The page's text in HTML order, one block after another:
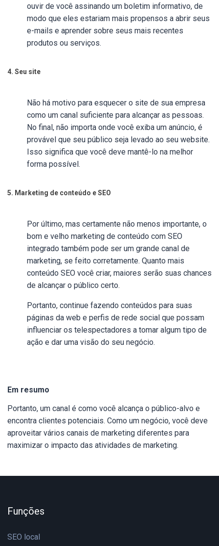
ouvir de você assinando um boletim informativo, de
modo que eles estariam mais propensos a abrir seus
e-mails e aprender sobre seus mais recentes
produtos ou serviços.
4. Seu site
Não há motivo para esquecer o site de sua empresa
como um canal suficiente para alcançar as pessoas.
No final, não importa onde você exiba um anúncio, é
provável que seu público seja levado ao seu website.
Isso significa que você deve mantê-lo na melhor
forma possível.
5. Marketing de conteúdo e SEO
Por último, mas certamente não menos importante, o
bom e velho marketing de conteúdo com SEO
integrado também pode ser um grande canal de
marketing, se feito corretamente. Quanto mais
conteúdo SEO você criar, maiores serão suas chances
de alcançar o público certo.
Portanto, continue fazendo conteúdos para suas
páginas da web e perfis de rede social que possam
influenciar os telespectadores a tomar algum tipo de
ação e dar uma visão do seu negócio.
Em resumo
Portanto, um canal é como você alcança o público-alvo e
encontra clientes potenciais. Como um negócio, você deve
aproveitar vários canais de marketing diferentes para
maximizar o impacto das atividades de marketing.
Funções
SEO local